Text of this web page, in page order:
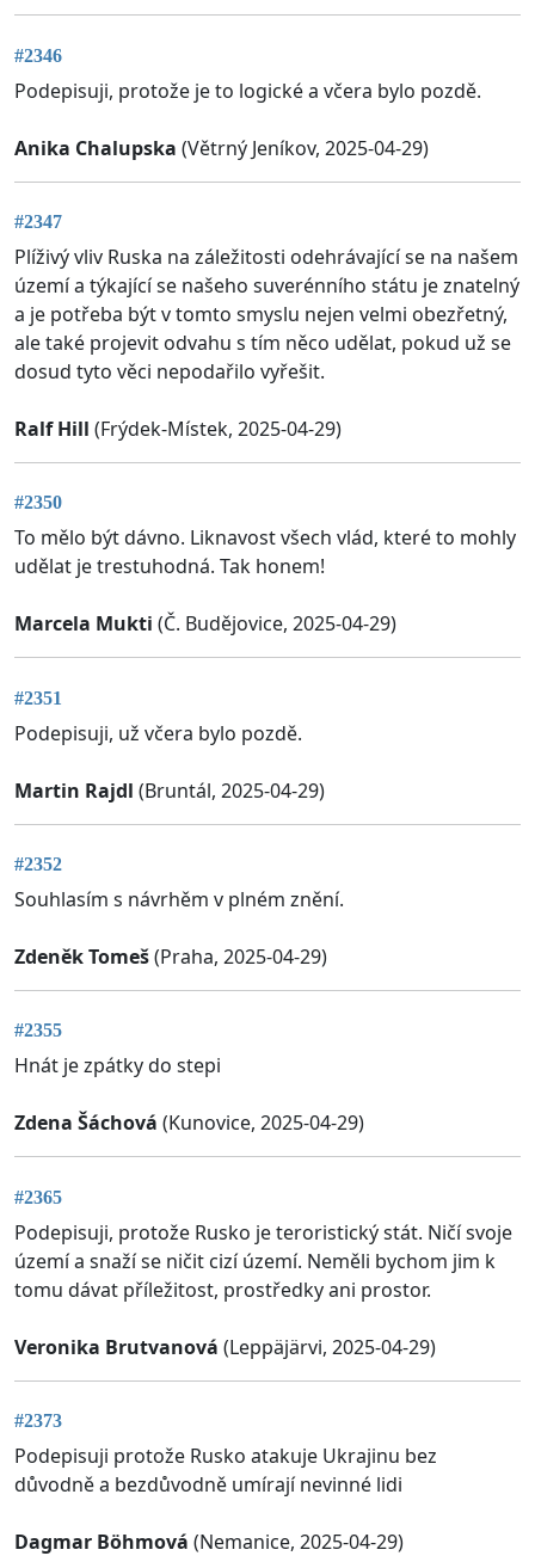
#2346
Podepisuji, protože je to logické a včera bylo pozdě.
Anika Chalupska (Větrný Jeníkov, 2025-04-29)
#2347
Plíživý vliv Ruska na záležitosti odehrávající se na našem
území a týkající se našeho suverénního státu je znatelný
a je potřeba být v tomto smyslu nejen velmi obezřetný,
ale také projevit odvahu s tím něco udělat, pokud už se
dosud tyto věci nepodařilo vyřešit.
Ralf Hill (Frýdek-Místek, 2025-04-29)
#2350
To mělo být dávno. Liknavost všech vlád, které to mohly
udělat je trestuhodná. Tak honem!
Marcela Mukti (Č. Budějovice, 2025-04-29)
#2351
Podepisuji, už včera bylo pozdě.
Martin Rajdl (Bruntál, 2025-04-29)
#2352
Souhlasím s návrhěm v plném znění.
Zdeněk Tomeš(Praha, 2025-04-29)
#2355
Hnát je zpátky do stepi
Zdena Šáchová (Kunovice, 2025-04-29)
#2365
Podepisuji, protože Rusko je teroristický stát. Ničí svoje
území a snaží se ničit cizí území. Neměli bychom jim k
tomu dávat příležitost, prostředky ani prostor.
Veronika Brutvanová (Leppäjärvi, 2025-04-29)
#2373
Podepisuji protože Rusko atakuje Ukrajinu bez
důvodně a bezdůvodně umírají nevinné lidi
Dagmar Böhmová (Nemanice, 2025-04-29)